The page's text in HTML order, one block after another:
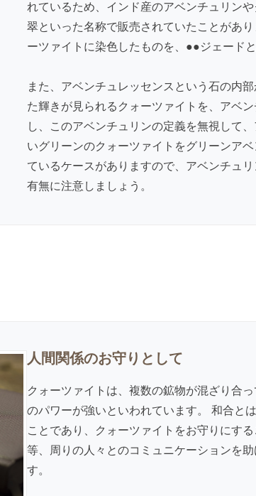
れているため、インド産のアベンチュリン
翠といった名称で販売されていたことがあ
ーツァイトに染色したものを、●●ジェード
また、アベンチュレッセンスという石の内
た輝きが見られるクォーツァイトを、アベ
し、このアベンチュリンの定義を無視して
いグリーンのクォーツァイトをグリーンア
ているケースがありますので、アベンチュ
有無に注意しましょう。
人間関係のお守りとして
クォーツァイトは、複数の鉱物が混ざり合
のパワーが強いといわれています。 和合と
ことであり、クォーツァイトをお守りにす
等、周りの人々とのコミュニケーションを
す。